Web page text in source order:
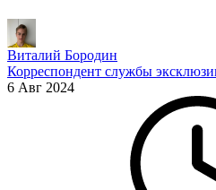
Виталий Бородин
Корреспондент службы
6 Авг 2024